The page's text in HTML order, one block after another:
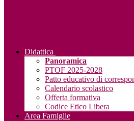
Didattica
Panoramica
PTOF 2025-2028
Patto educativo di
Calendario scolastico
Offerta formativa
Codice Etico Libera
Area Famiglie